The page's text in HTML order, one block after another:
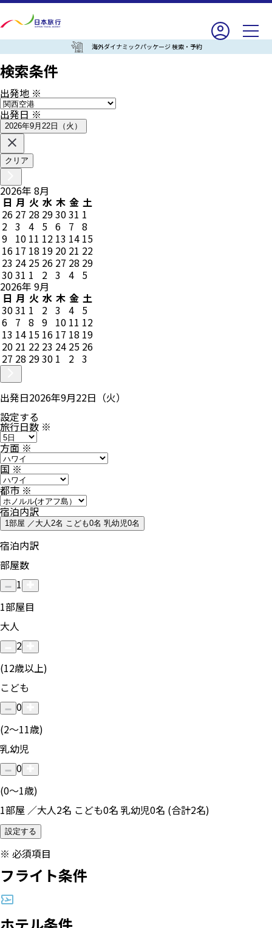
海外ダイナミックパッケージ 検索・予約
検索条件
出発地 ※
出発日※
2026年9月22日（火）
クリア
2026年 8月
日 月 火 水 木 金 土
26 27 28 293031 1
2 3 4 5 6 7 8
9 10 11 12 13 14 15
16 17 18 19 20 21 22
23 24 25 26 27 28 29
3031 1 2 3 4 5
2026年 9月
日 月 火 水 木 金 土
3031 1 2 3 4 5
6 7 8 9 10 11 12
13 14 15 16 17 18 19
20 21 22 23 24 25 26
27 28 2930 1 2 3
出発日2026年9月22日（火）
設定する
旅行日数 ※
方面※
国※
都市※
宿泊内訳
1部屋 ／大人2名 こども0名 乳幼児0名
宿泊内訳
部屋数
1
1部屋目
大人
2
(12歳以上)
こども
0
(2〜11歳)
乳幼児
0
(0〜1歳)
1部屋 ／大人2名 こども0名 乳幼児0名 (合計2名)
設定する
※ 必須項目
フライト条件